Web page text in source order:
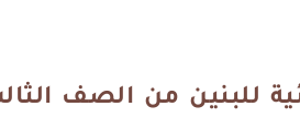
للبنين من الصف